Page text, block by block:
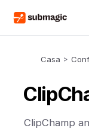
Casa >
ClipChamp